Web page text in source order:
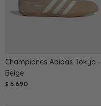
Championes Adidas Tokyo -
Beige
$ 5.690